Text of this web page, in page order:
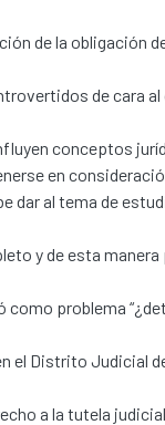
de la obligación
de cara
conceptos
en
dar al tema de
y de esta
como problema
el Distrito Judicial
a la tutela